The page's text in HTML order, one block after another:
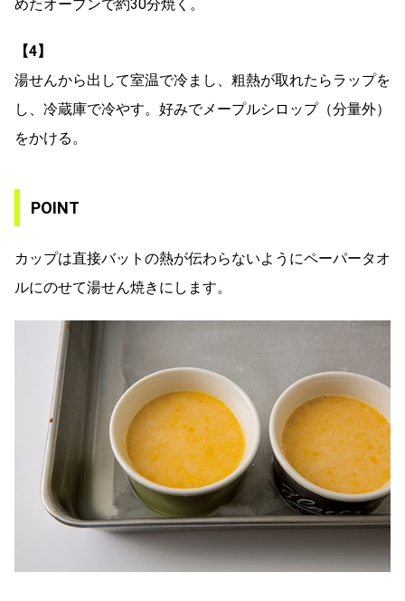
めたオーブンで約30分焼く。
【4】
湯せんから出して室温で冷まし、粗熱が取れたらラップを
し、冷蔵庫で冷やす。好みでメープルシロップ（分量外）
をかける。
POINT
カップは直接バットの熱が伝わらないようにペーパータオ
ルにのせて湯せん焼きにします。